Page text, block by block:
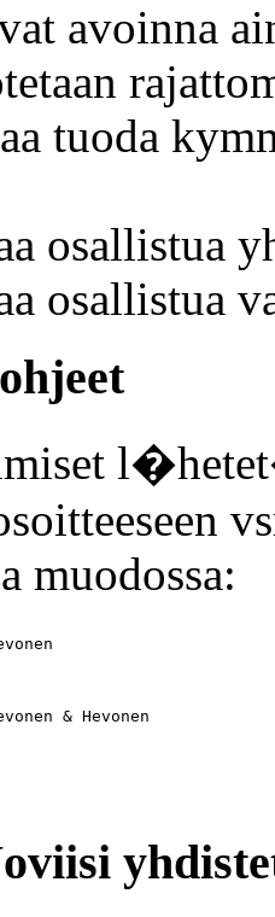
avoinna
tuoda
osallistua
osallistua
muodossa:
& Hevonen